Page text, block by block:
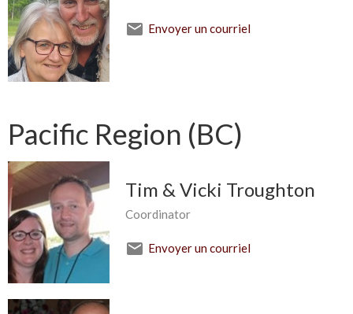
Envoyer un courriel
Pacific Region (BC)
Tim & Vicki Troughton
Coordinator
Envoyer un courriel